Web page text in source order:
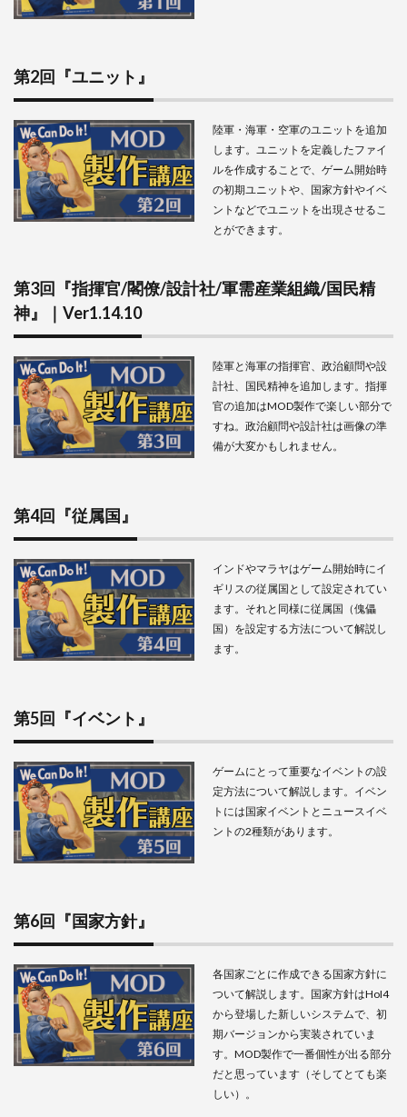
家方
第2回『ユニット』
陸軍・海軍・空軍のユニットを追加
します。ユニットを定義したファイ
ルを作成することで、ゲーム開始時
の初期ユニットや、国家方針やイベ
ントなどでユニットを出現させるこ
とができます。
第3回『指揮官/閣僚/設計社/軍需産業組織/国民精
神』｜Ver1.14.10
陸軍と海軍の指揮官、政治顧問や設
計社、国民精神を追加します。指揮
官の追加はMOD製作で楽しい部分で
すね。政治顧問や設計社は画像の準
備が大変かもしれません。
第4回『従属国』
インドやマラヤはゲーム開始時にイ
ギリスの従属国として設定されてい
ます。それと同様に従属国（傀儡
国）を設定する方法について解説し
ます。
第5回『イベント』
ゲームにとって重要なイベントの設
定方法について解説します。イベン
トには国家イベントとニュースイベ
ントの2種類があります。
第6回『国家方針』
各国家ごとに作成できる国家方針に
ついて解説します。 国家方針はHoI4
から登場した新しいシステムで、初
期バージョンから実装されていま
す。MOD製作で一番個性が出る部分
だと思っています（そしてとても楽
しい）。